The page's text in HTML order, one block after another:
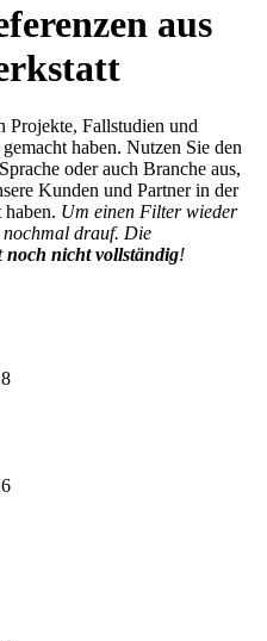
aus
Projekte, Fallstudien und
haben. Nutzen Sie den
oder auch Branche aus,
Kunden und Partner in der
Um einen Filter wieder
nochmal drauf. Die
noch nicht vollständig!